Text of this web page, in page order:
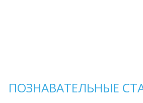
ПОЗНАВАТЕЛЬНЫЕ